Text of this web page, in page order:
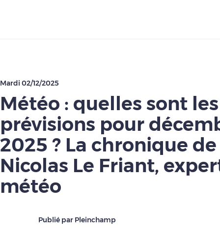
Mardi 02/12/2025
Météo : quelles sont les
prévisions pour
2025 ? La chronique de
Nicolas Le Friant,
météo
Publié par Pleinchamp